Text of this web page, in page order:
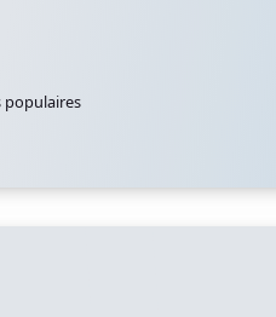
populaires